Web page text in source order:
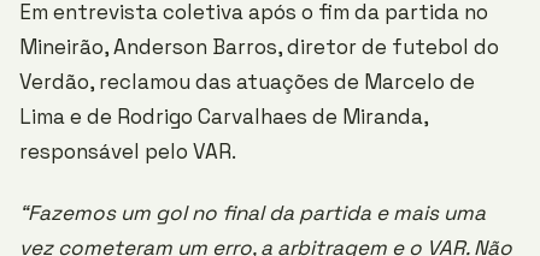
Em entrevista coletiva após o fim da partida no
Mineirão, Anderson Barros, diretor de futebol do
Verdão, reclamou das atuações de Marcelo de
Lima e de Rodrigo Carvalhaes de Miranda,
responsável pelo VAR.
“Fazemos um gol no final da partida e mais uma
vez cometeram um erro, a arbitragem e o VAR. Não